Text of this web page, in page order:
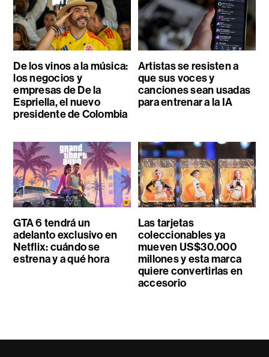
De los vinos a la música:
los negocios y
empresas de De la
Espriella, el nuevo
presidente de Colombia
Artistas se resisten a
que sus voces y
canciones sean usadas
para entrenar a la IA
GTA 6 tendrá un
adelanto exclusivo en
Netflix: cuándo se
estrena y a qué hora
Las tarjetas
coleccionables ya
mueven US$30.000
millones y esta marca
quiere convertirlas en
accesorio